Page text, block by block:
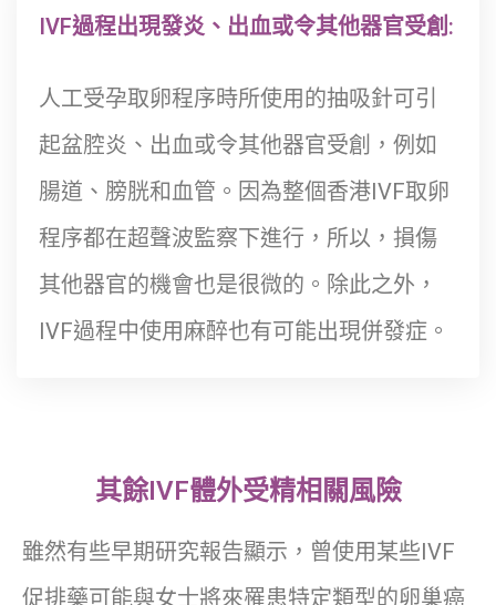
IVF過程出現發炎、出血或令其他器官受創:
人工受孕取卵程序時所使用的抽吸針可引
起盆腔炎、出血或令其他器官受創，例如
腸道、膀胱和血管。因為整個香港IVF取卵
程序都在超聲波監察下進行，所以，損傷
其他器官的機會也是很微的。除此之外，
IVF過程中使用麻醉也有可能出現併發症。
其餘IVF體外受精相關風險
雖然有些早期研究報告顯示，曾使用某些IVF